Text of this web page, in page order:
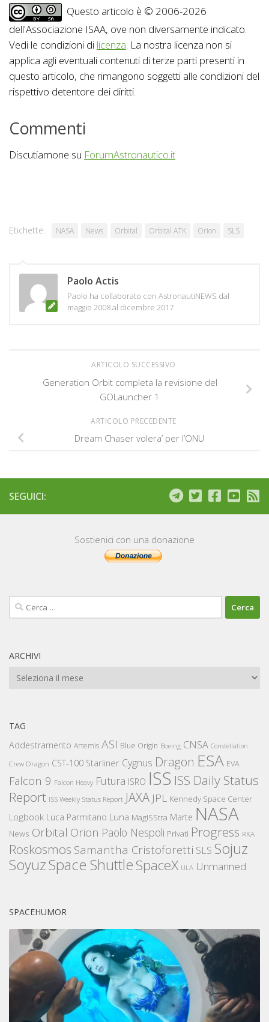
Questo articolo è © 2006-2026
dell'Associazione ISAA, ove non diversamente indicato.
Vedi le condizioni di licenza. La nostra licenza non si
applica agli eventuali contenuti di terze parti presenti in
questo articolo, che rimangono soggetti alle condizioni del
rispettivo detentore dei diritti.
Commenti
Discutiamone su ForumAstronautico.it
Etichette: NASA News Orbital Orbital ATK Orion SLS
Paolo Actis
Paolo ha collaborato con AstronautiNEWS dal
maggio 2008 al dicembre 2017
ARTICOLO SUCCESSIVO
Generation Orbit completa la revisione del
GOLauncher 1
ARTICOLO PRECEDENTE
Dream Chaser volera’ per l’ONU
SEGUICI:
Sostienici con una donazione
Ricerca
per:
ARCHIVI
Archivi
TAG
Addestramento Artemis ASI Blue Origin Boeing CNSA Constellation
Crew Dragon CST-100 Starliner Cygnus Dragon ESA EVA
Falcon 9 Falcon Heavy Futura ISRO ISS ISS Daily Status
Report ISS Weekly Status Report JAXA JPL Kennedy Space Center
Logbook Luca Parmitano Luna MagISStra Marte NASA
News Orbital Orion Paolo Nespoli Privati Progress RKA
Roskosmos Samantha Cristoforetti SLS Sojuz
SoyuzSpace ShuttleSpaceX ULA Unmanned
SPACEHUMOR